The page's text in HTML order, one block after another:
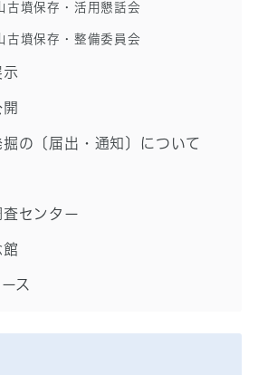
古墳保存・活用懇話会
古墳保存・整備委員会
の〔届出・通知〕について
センター
ス